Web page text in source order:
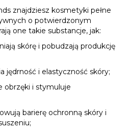
znajdziesz kosmetyki pełne
o potwierdzonym
one takie substancje, jak:
skórę i pobudzają produkcję
jędrność i elastyczność skóry;
obrzęki i stymuluje
barierę ochronną skóry i